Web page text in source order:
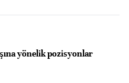
yönelik pozisyonlar